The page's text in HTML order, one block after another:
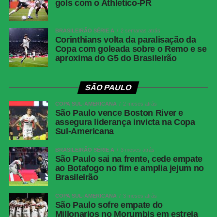
WhatsApp
Facebook
Twitter
Messenger
gols com o Athletico-PR
BRASILEIRÃO SÉRIE A 2 semanas atrás
Corinthians volta da paralisação da
Copa com goleada sobre o Remo e se
aproxima do G5 do Brasileirão
SÃO PAULO
COPA SUL-AMERICANA 2 meses atrás
São Paulo vence Boston River e
assegura liderança invicta na Copa
Sul-Americana
BRASILEIRÃO SÉRIE A 3 meses atrás
São Paulo sai na frente, cede empate
ao Botafogo no fim e amplia jejum no
Brasileirão
COPA SUL-AMERICANA 3 meses atrás
São Paulo sofre empate do
Millonarios no Morumbis em estreia